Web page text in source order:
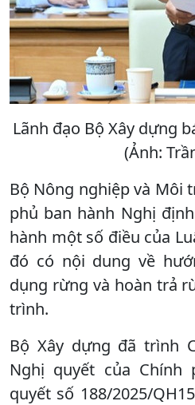
Lãnh đạo Bộ Xây dựng
(Ảnh:
Bộ Nông nghiệp và Môi
phủ ban hành Nghị
hành một số điều của
đó có nội dung về
dụng rừng và hoàn trả
trình.
Bộ Xây dựng đã trình
Nghị quyết của Chính
quyết số 188/2025/